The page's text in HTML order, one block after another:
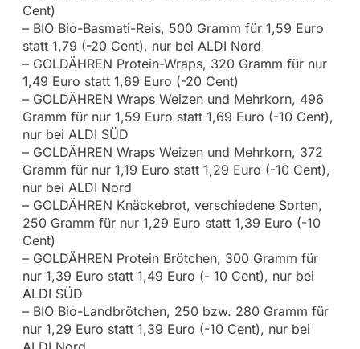
Cent)
– BIO Bio-Basmati-Reis, 500 Gramm für 1,59 Euro
statt 1,79 (-20 Cent), nur bei ALDI Nord
– GOLDÄHREN Protein-Wraps, 320 Gramm für nur
1,49 Euro statt 1,69 Euro (-20 Cent)
– GOLDÄHREN Wraps Weizen und Mehrkorn, 496
Gramm für nur 1,59 Euro statt 1,69 Euro (-10 Cent),
nur bei ALDI SÜD
– GOLDÄHREN Wraps Weizen und Mehrkorn, 372
Gramm für nur 1,19 Euro statt 1,29 Euro (-10 Cent),
nur bei ALDI Nord
– GOLDÄHREN Knäckebrot, verschiedene Sorten,
250 Gramm für nur 1,29 Euro statt 1,39 Euro (-10
Cent)
– GOLDÄHREN Protein Brötchen, 300 Gramm für
nur 1,39 Euro statt 1,49 Euro (- 10 Cent), nur bei
ALDI SÜD
– BIO Bio-Landbrötchen, 250 bzw. 280 Gramm für
nur 1,29 Euro statt 1,39 Euro (-10 Cent), nur bei